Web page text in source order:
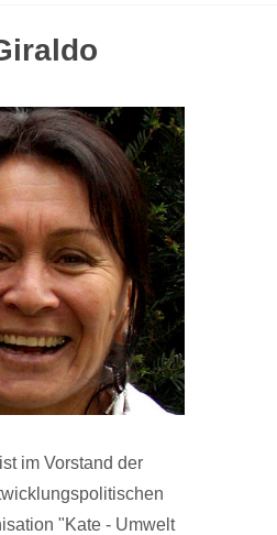
im Vorstand der
"Kate - Umwelt